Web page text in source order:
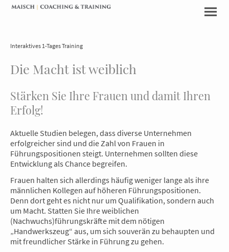
Interaktives 1-Tages Training
Die Macht ist weiblich
Stärken Sie Ihre Frauen und damit Ihren
Erfolg!
Aktuelle Studien belegen, dass diverse Unternehmen
erfolgreicher sind und die Zahl von Frauen in
Führungspositionen steigt. Unternehmen sollten diese
Entwicklung als Chance begreifen.
Frauen halten sich allerdings häufig weniger lange als ihre
männlichen Kollegen auf höheren Führungspositionen.
Denn dort geht es nicht nur um Qualifikation, sondern auch
um Macht. Statten Sie Ihre weiblichen
(Nachwuchs)führungskräfte mit dem nötigen
„Handwerkszeug“ aus, um sich souverän zu behaupten und
mit freundlicher Stärke in Führung zu gehen.